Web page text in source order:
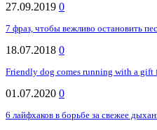
27.09.2019 0
7 фраз, чтобы вежливо остановить
18.07.2018 0
Friendly dog comes running with a gift
01.07.2020 0
6 лайфхаков в борьбе за свежее